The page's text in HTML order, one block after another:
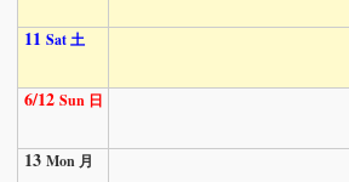
11 Sat 土
6/12 Sun 日
13 Mon 月